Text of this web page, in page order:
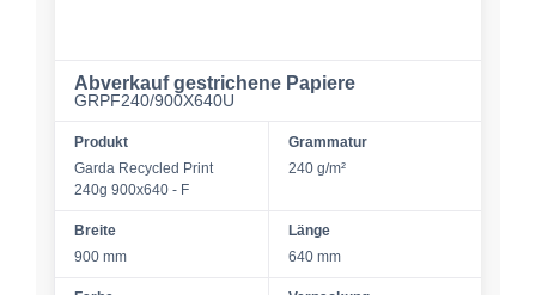
Abverkauf gestrichene Papiere
GRPF240/900X640U
Produkt
Garda Recycled Print
240g 900x640 - F
Grammatur
240 g/m²
Breite
900 mm
Länge
640 mm